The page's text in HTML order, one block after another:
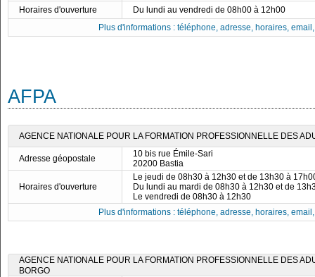
Horaires d'ouverture
Du lundi au vendredi de 08h00 à 12h00
Plus d'informations : téléphone, adresse, horaires,
AFPA
AGENCE NATIONALE POUR LA FORMATION PROFESSIONNELLE DES
Adresse géopostale
10 bis rue Émile-Sari
20200 Bastia
Horaires d'ouverture
Le jeudi de 08h30 à 12h30 et de 13h30 à
Du lundi au mardi de 08h30 à 12h30 et de
Le vendredi de 08h30 à 12h30
Plus d'informations : téléphone, adresse, horaires,
AGENCE NATIONALE POUR LA FORMATION PROFESSIONNELLE DES
BORGO